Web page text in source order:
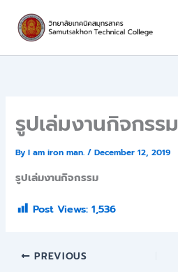
content
รูปเล่มงานกิจกรรม
ByI am iron man./December 12, 2019
รูปเล่มงานกิจกรรม
Post Views: 1,536
PREVIOUS